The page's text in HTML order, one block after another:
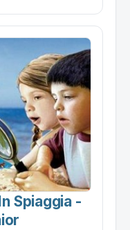
Spiaggia -